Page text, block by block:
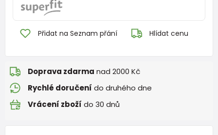
Přidat na Seznam přání Hlídat cenu
Doprava zdarma nad 2000 Kč
Rychlé doručení do druhého dne
Vrácení zboží do 30 dnů